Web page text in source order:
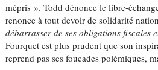
mépris ». Todd dénonce le libre-
renonce à tout devoir de solidarité
débarrasser de ses obligations fiscales
Fourquet est plus prudent que son
reprend pas ses foucades polémiques,